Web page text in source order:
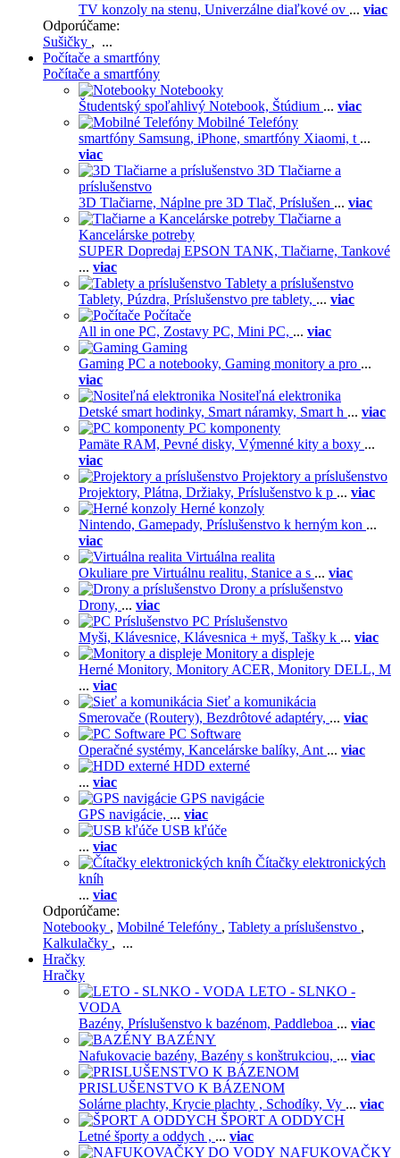
TV konzoly na stenu, Univerzálne diaľkové ov ... viac
Odporúčame:
Sušičky , ...
Počítače a smartfóny
Počítače a smartfóny
Notebooky
Študentský spoľahlivý Notebook, Štúdium ... viac
Mobilné Telefóny
smartfóny Samsung, iPhone, smartfóny Xiaomi, t ...
viac
3D Tlačiarne a
príslušenstvo
3D Tlačiarne, Náplne pre 3D Tlač, Príslušen ... viac
Tlačiarne a
Kancelárske potreby
SUPER Dopredaj EPSON TANK, Tlačiarne, Tankové
... viac
Tablety a príslušenstvo
Tablety, Púzdra, Príslušenstvo pre tablety, ... viac
Počítače
All in one PC, Zostavy PC, Mini PC, ... viac
Gaming
Gaming PC a notebooky, Gaming monitory a pro ...
viac
Nositeľná elektronika
Detské smart hodinky, Smart náramky, Smart h ... viac
PC komponenty
Pamäte RAM, Pevné disky, Výmenné kity a boxy ...
viac
Projektory a príslušenstvo
Projektory, Plátna, Držiaky, Príslušenstvo k p ... viac
Herné konzoly
Nintendo, Gamepady, Príslušenstvo k herným kon ...
viac
Virtuálna realita
Okuliare pre Virtuálnu realitu, Stanice a s ... viac
Drony a príslušenstvo
Drony, ... viac
PC Príslušenstvo
Myši, Klávesnice, Klávesnica + myš, Tašky k ... viac
Monitory a displeje
Herné Monitory, Monitory ACER, Monitory DELL, M
... viac
Sieť a komunikácia
Smerovače (Routery), Bezdrôtové adaptéry, ... viac
PC Software
Operačné systémy, Kancelárske balíky, Ant ... viac
HDD externé
... viac
GPS navigácie
GPS navigácie, ... viac
USB kľúče
... viac
Čítačky elektronických
kníh
... viac
Odporúčame:
Notebooky , Mobilné Telefóny , Tablety a príslušenstvo ,
Kalkulačky , ...
Hračky
Hračky
LETO - SLNKO -
VODA
Bazény, Príslušenstvo k bazénom, Paddleboa ... viac
BAZÉNY
Nafukovacie bazény, Bazény s konštrukciou, ... viac
PRISLUŠENSTVO K BÁZENOM
Solárne plachty, Krycie plachty , Schodíky, Vy ... viac
ŠPORT A ODDYCH
Letné športy a oddych , ... viac
NAFUKOVAČKY